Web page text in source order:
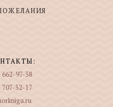
662-97-58
707-52-17